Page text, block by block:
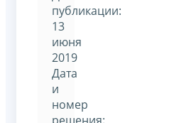
публикации:
13
июня
2019
Дата
и
номер
решения: